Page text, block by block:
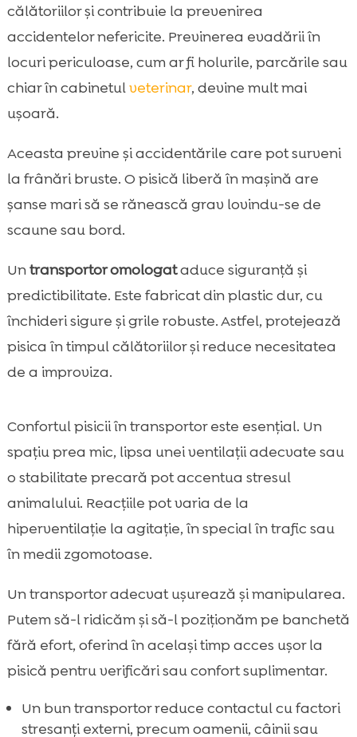
călătoriilor și contribuie la prevenirea
accidentelor nefericite. Previnerea evadării în
locuri periculoase, cum ar fi holurile, parcările sau
chiar în cabinetulveterinar, devine mult mai
ușoară.
Aceasta previne și accidentările care pot surveni
la frânări bruste. O pisică liberă în mașină are
șanse mari să se rănească grav lovindu-se de
scaune sau bord.
Untransportor omologataduce siguranță și
predictibilitate. Este fabricat din plastic dur, cu
închideri sigure și grile robuste. Astfel, protejează
pisica în timpul călătoriilor și reduce necesitatea
de a improviza.
Confortul pisicii în transportor este esențial. Un
spațiu prea mic, lipsa unei ventilații adecvate sau
o stabilitate precară pot accentua stresul
animalului. Reacțiile pot varia de la
hiperventilație la agitație, în special în trafic sau
în medii zgomotoase.
Un transportor adecvat ușurează și manipularea.
Putem să-l ridicăm și să-l poziționăm pe banchetă
fără efort, oferind în același timp acces ușor la
pisică pentru verificări sau confort suplimentar.
Un bun transportor reduce contactul cu factori
stresanți externi, precum oamenii, câinii sau